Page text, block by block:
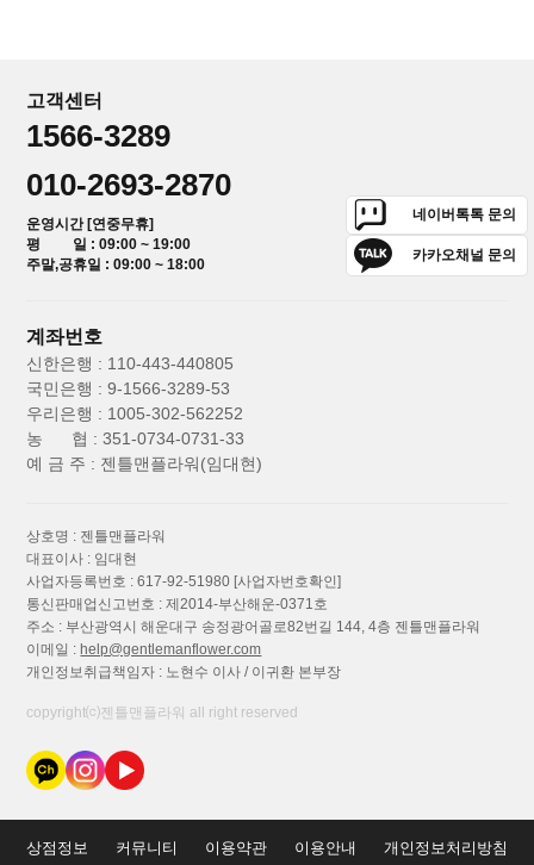
고객센터
1566-3289
010-2693-2870
운영시간 [연중무휴]
평 일 : 09:00 ~ 19:00
주말,공휴일 : 09:00 ~ 18:00
네이버톡톡 문의
카카오채널 문의
계좌번호
신한은행 : 110-443-440805
국민은행 : 9-1566-3289-53
우리은행 : 1005-302-562252
농 협 : 351-0734-0731-33
예 금 주 : 젠틀맨플라워(임대현)
상호명 : 젠틀맨플라워
대표이사 : 임대현
사업자등록번호 : 617-92-51980 [사업자번호확인]
통신판매업신고번호 : 제2014-부산해운-0371호
주소 : 부산광역시 해운대구 송정광어골로82번길 144, 4층 젠틀맨플라워
이메일 :help@gentlemanflower.com
개인정보취급책임자 : 노현수 이사 / 이귀환 본부장
copyright⒞젠틀맨플라워 all right reserved
상점정보 커뮤니티 이용약관 이용안내 개인정보처리방침